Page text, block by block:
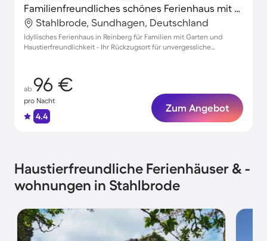
Familienfreundliches schönes Ferienhaus mit Terrasse, Garten und Grill | Haustierfreundlich
Stahlbrode, Sundhagen, Deutschland
Idyllisches Ferienhaus in Reinberg für Familien mit Garten und
Haustierfreundlichkeit - Ihr Rückzugsort für unvergessliche
ab 96 €
pro Nacht
4.4
Zum Angebot
Haustierfreundliche Ferienhäuser & -
wohnungen in Stahlbrode